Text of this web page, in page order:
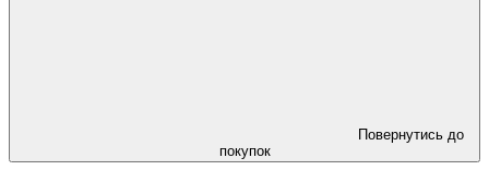
Повернутись до
покупок